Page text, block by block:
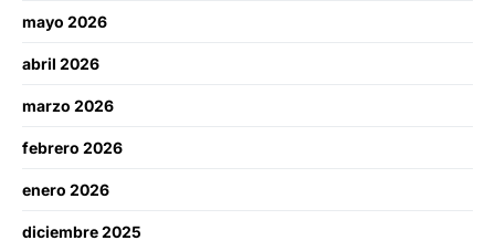
mayo 2026
abril 2026
marzo 2026
febrero 2026
enero 2026
diciembre 2025